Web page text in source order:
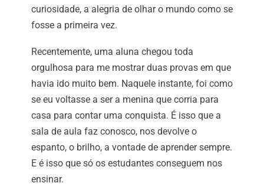
curiosidade, a alegria de olhar o mundo como se
fosse a primeira vez.
Recentemente, uma aluna chegou toda
orgulhosa para me mostrar duas provas em que
havia ido muito bem. Naquele instante, foi como
se eu voltasse a ser a menina que corria para
casa para contar uma conquista. É isso que a
sala de aula faz conosco, nos devolve o
espanto, o brilho, a vontade de aprender sempre.
E é isso que só os estudantes conseguem nos
ensinar.